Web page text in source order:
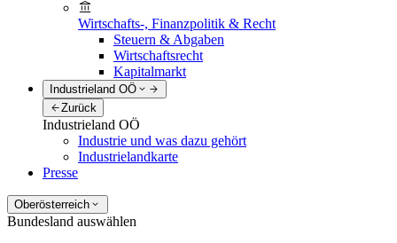
Wirtschafts-, Finanzpolitik & Recht
Steuern & Abgaben
Wirtschaftsrecht
Kapitalmarkt
Industrieland OÖ
Zurück
Industrieland OÖ
Industrie und was dazu gehört
Industrielandkarte
Presse
Oberösterreich
Bundesland auswählen